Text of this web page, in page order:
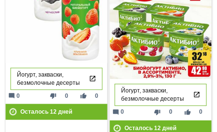
Йогурт, закваски,
безмолочные десерты
thumb_down 0 thumb_up 0
mode_comment 0
Осталось 12дней
Йогурт, закваски,
безмолочные десерты
thumb_down 0 thumb_up 0
mode_comment 0
Осталось 12дней